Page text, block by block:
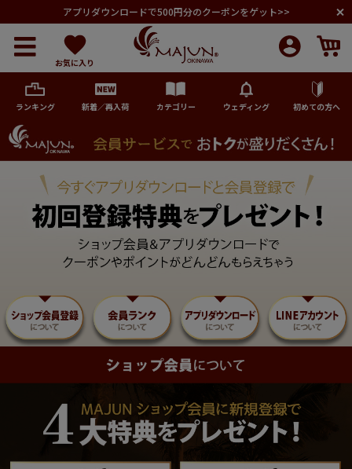
アプリダウンロードで500円分のクーポンをゲット>>
お気に入り
ランキング 新着／再入荷 カテゴリー ウェディング 初めての方へ
メンズ
レディース
ランキング
新商品
再入荷商品